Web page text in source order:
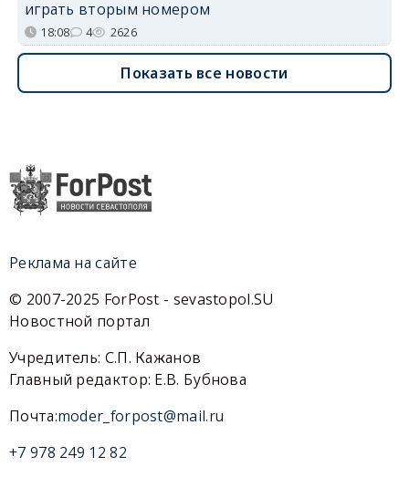
играть вторым номером
18:08 4 2626
Показать все новости
Реклама на сайте
© 2007-2025 ForPost - sevastopol.SU
Новостной портал
Учредитель: С.П. Кажанов
Главный редактор: Е.В. Бубнова
Почта:moder_forpost@mail.ru
+7 978 249 12 82